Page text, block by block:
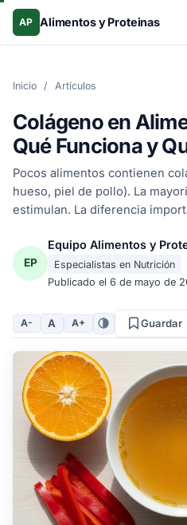
AP Alimentos y Proteinas
Inicio / Artículos
Colágeno en
Qué Funciona y
Pocos alimentos contienen
hueso, piel de pollo). La
estimulan. La diferencia
EP
Equipo Alimentos y
Especialistas en Nutrición
Publicado el 6 de mayo de
A- A A+ Guardar